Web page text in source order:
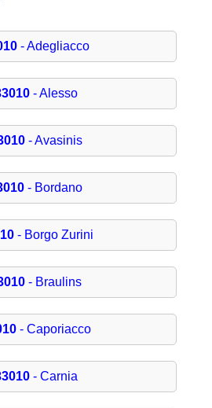
- Adegliacco
- Alesso
- Avasinis
- Bordano
- Borgo Zurini
- Braulins
- Caporiacco
- Carnia